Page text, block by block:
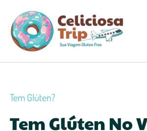
Tem Glúten?
Tem Glúten No